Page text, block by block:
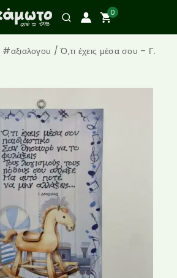
0
#αξιαλογου / Ό,τι έχεις μέσα σου – Γ.